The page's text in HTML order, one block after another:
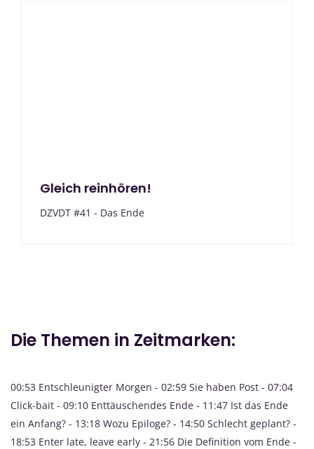
Gleich reinhören!
DZVDT #41 - Das Ende
Die Themen in Zeitmarken:
00:53 Entschleunigter Morgen - 02:59 Sie haben Post - 07:04
Click-bait - 09:10 Enttäuschendes Ende - 11:47 Ist das Ende
ein Anfang? - 13:18 Wozu Epiloge? - 14:50 Schlecht geplant? -
18:53 Enter late, leave early - 21:56 Die Definition vom Ende -